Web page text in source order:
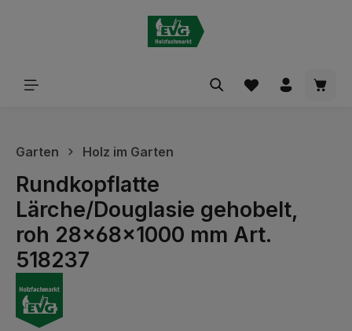
Garten Holz im Garten
Rundkopflatte
Lärche/Douglasie gehobelt,
roh 28x68x1000 mm Art.
518237